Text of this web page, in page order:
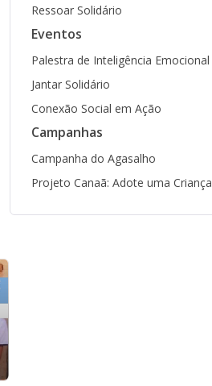
Ressoar Solidário
Eventos
Palestra de Inteligência Emocional
Jantar Solidário
Conexão Social em Ação
Campanhas
Campanha do Agasalho
Projeto Canaã: Adote uma Criança